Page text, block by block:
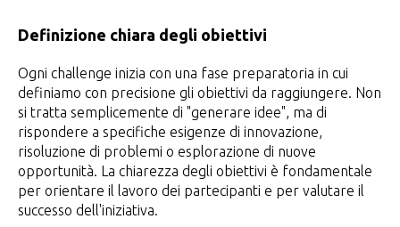
Definizione chiara degli obiettivi
Ogni challenge inizia con una fase preparatoria in cui
definiamo con precisione gli obiettivi da raggiungere. Non
si tratta semplicemente di "generare idee", ma di
rispondere a specifiche esigenze di innovazione,
risoluzione di problemi o esplorazione di nuove
opportunità. La chiarezza degli obiettivi è fondamentale
per orientare il lavoro dei partecipanti e per valutare il
successo dell'iniziativa.